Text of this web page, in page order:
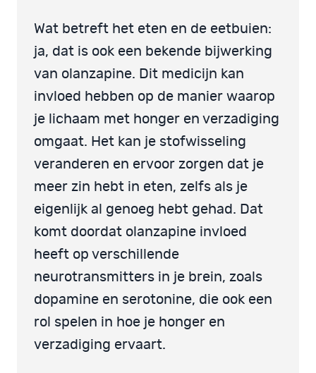
Wat betreft het eten en de eetbuien:
ja, dat is ook een bekende bijwerking
van olanzapine. Dit medicijn kan
invloed hebben op de manier waarop
je lichaam met honger en verzadiging
omgaat. Het kan je stofwisseling
veranderen en ervoor zorgen dat je
meer zin hebt in eten, zelfs als je
eigenlijk al genoeg hebt gehad. Dat
komt doordat olanzapine invloed
heeft op verschillende
neurotransmitters in je brein, zoals
dopamine en serotonine, die ook een
rol spelen in hoe je honger en
verzadiging ervaart.